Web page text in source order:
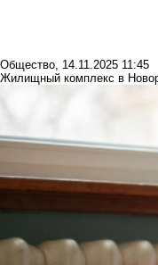
Общество, 14.11.2025 11:45
Жилищный комплекс в